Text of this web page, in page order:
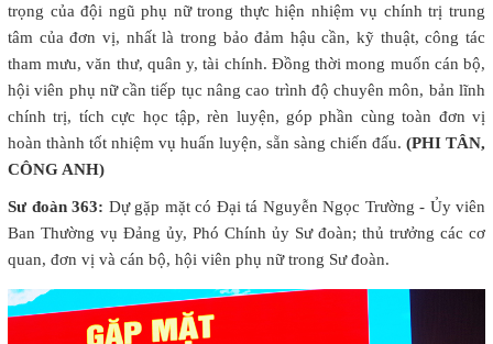
trọng của đội ngũ phụ nữ trong thực hiện nhiệm vụ chính trị trung
tâm của đơn vị, nhất là trong bảo đảm hậu cần, kỹ thuật, công tác
tham mưu, văn thư, quân y, tài chính. Đồng thời mong muốn cán bộ,
hội viên phụ nữ cần tiếp tục nâng cao trình độ chuyên môn, bản lĩnh
chính trị, tích cực học tập, rèn luyện, góp phần cùng toàn đơn vị
hoàn thành tốt nhiệm vụ huấn luyện, sẵn sàng chiến đấu. (PHI TÂN,
CÔNG ANH)
Sư đoàn 363: Dự gặp mặt có Đại tá Nguyễn Ngọc Trường - Ủy viên
Ban Thường vụ Đảng ủy, Phó Chính ủy Sư đoàn; thủ trưởng các cơ
quan, đơn vị và cán bộ, hội viên phụ nữ trong Sư đoàn.